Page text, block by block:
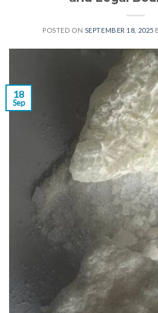
POSTED ON SEPTEMBER 18, 2025
18
Sep